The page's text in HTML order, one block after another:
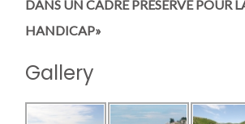
DANS UN CADRE PRÉSERVÉ POUR
HANDICAP»
Gallery